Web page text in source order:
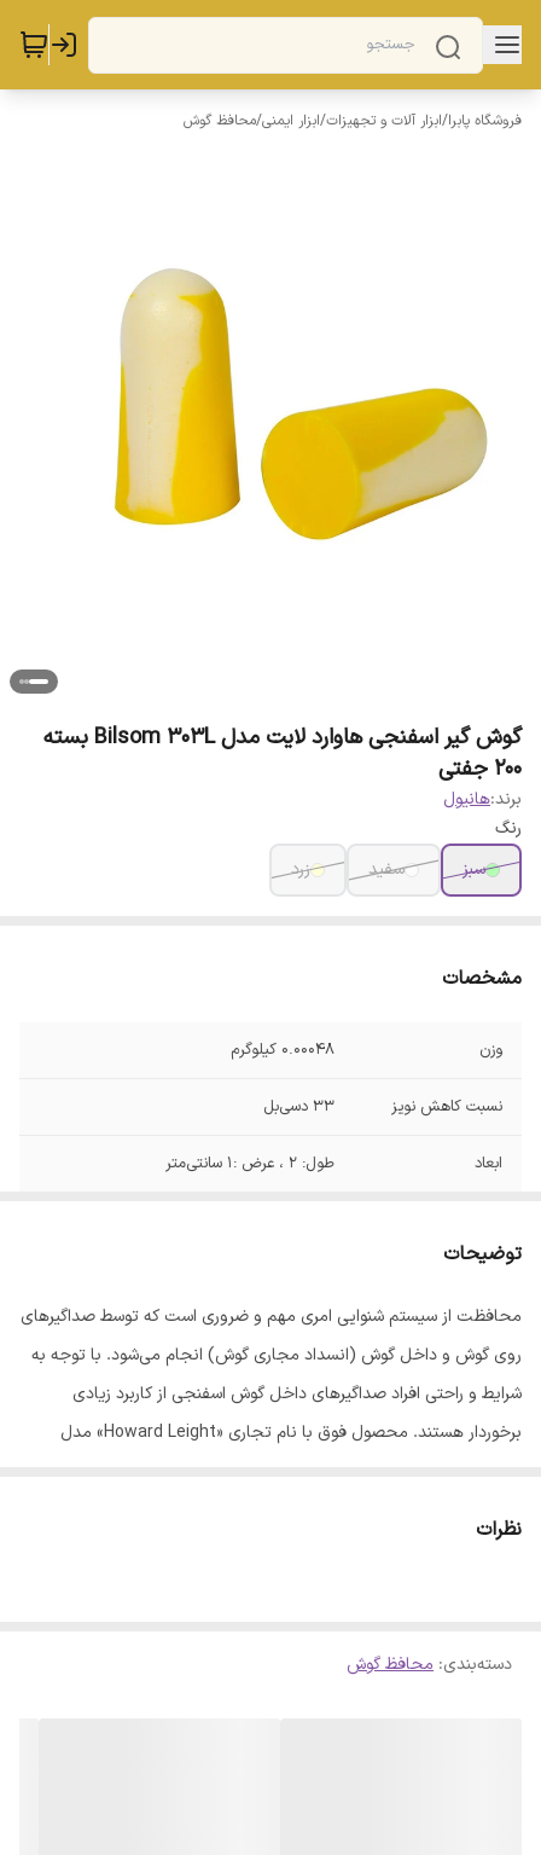
فروشگاه پابرا/ابزار آلات و تجهیزات/ابزار ایمنی/محافظ گوش
گوش گیر اسفنجی هاوارد لایت مدل Bilsom 303L بسته
200 جفتی
برند:هانیول
رنگ
سبز
سفید زرد
مشخصات
وزن 0.00048 کیلوگرم
نسبت کاهش نویز 33 دسی‌بل
ابعاد طول: 2 ، عرض :1 سانتی‌متر
توضیحات
محافظت از سیستم شنوایی امری مهم و ضروری است که توسط صداگیر‌های
روی گوش و داخل گوش (انسداد مجاری گوش) انجام می‌شود. با توجه به
شرایط و راحتی افراد صداگیر‌های داخل گوش اسفنجی از کاربرد زیادی
برخوردار هستند. محصول فوق با نام تجاری «Howard Leight» مدل
اورتان تهیه شده که فوق العاده راحت و با هر نوع پوستی سازگار می‌باشد و
33dB . برای حفظ بهداشت بعد از یکبار استفاده کردن دور انداخته
نظرات
دسته‌بندی: محافظ گوش